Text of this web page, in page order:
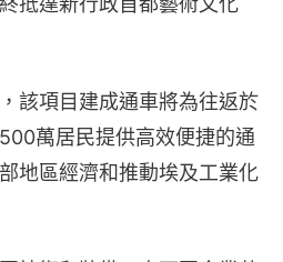
該項目建成通車將為往返於
萬居民提供高效便捷的通
地區經濟和推動埃及工業化